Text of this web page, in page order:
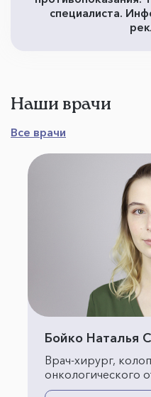
специалиста.
Наши врачи
Все врачи
Бойко Наталья
Врач-хирург,
онкологического